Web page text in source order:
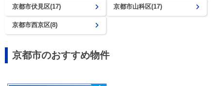
京都市伏見区(17) 京都市山科区(17)
京都市西京区(8)
京都市のおすすめ物件